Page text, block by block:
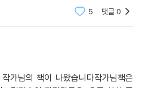
작가님의 공감 대를 더 찾아서 읽어 보
5 댓글0
가님의 책이 나왔습니다작가님책은